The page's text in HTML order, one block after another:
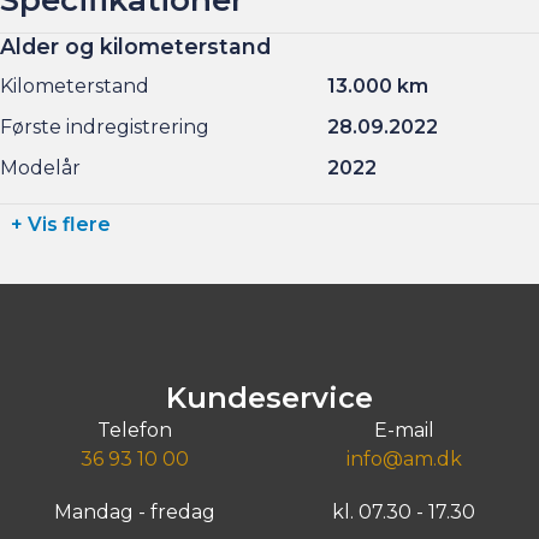
Alder og kilometerstand
Kilometerstand
13.000 km
Første indregistrering
28.09.2022
Modelår
2022
+ Vis flere
Kundeservice
Telefon
36 93 10 00
E-mail
info@am.dk
Mandag - fredag kl. 07.30 - 17.30